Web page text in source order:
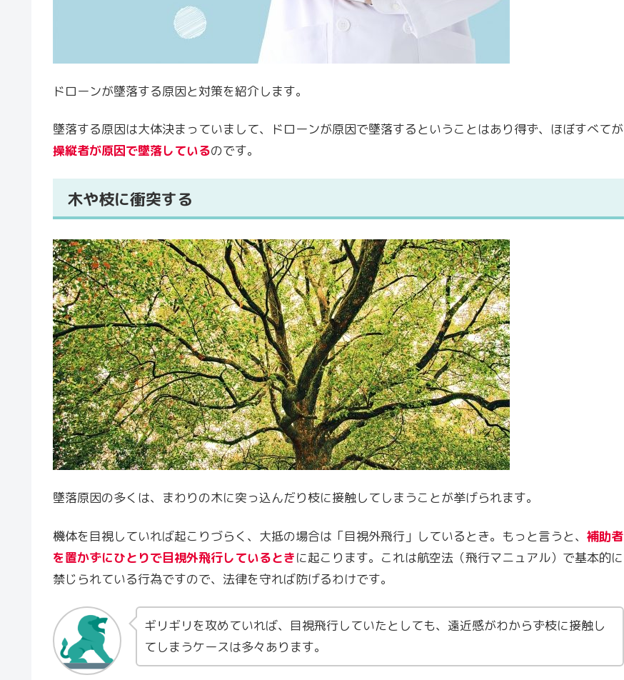
ドローンが墜落する原因と対策を紹介します。
墜落する原因は大体決まっていまして、ドローンが原因で墜落するということはあり得ず、ほぼすべてが
操縦者が原因で墜落しているのです。
木や枝に衝突する
墜落原因の多くは、まわりの木に突っ込んだり枝に接触してしまうことが挙げられます。
機体を目視していれば起こりづらく、大抵の場合は「目視外飛行」しているとき。もっと言うと、 補助者
を置かずにひとりで目視外飛行しているときに起こります。これは航空法（飛行マニュアル）で基本的に
禁じられている行為ですので、法律を守れば防げるわけです。
ギリギリを攻めていれば、目視飛行していたとしても、遠近感がわからず枝に接触し
てしまうケースは多々あります。